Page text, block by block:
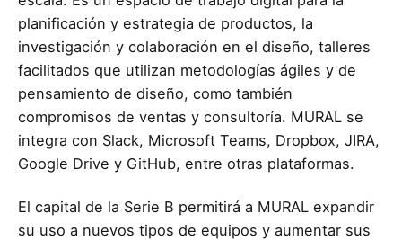
planificación y estrategia de productos, la
investigación y colaboración en el diseño, talleres
facilitados que utilizan metodologías ágiles y de
pensamiento de diseño, como también
compromisos de ventas y consultoría. MURAL se
integra con Slack, Microsoft Teams, Dropbox, JIRA,
Google Drive y GitHub, entre otras plataformas.
El capital de la Serie B permitirá a MURAL expandir
su uso a nuevos tipos de equipos y aumentar sus